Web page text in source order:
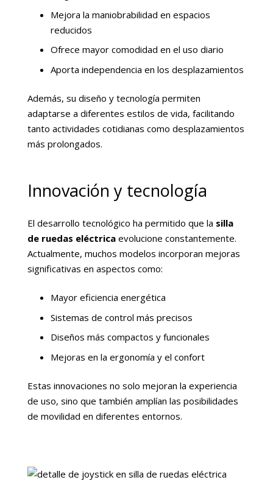
Mejora la maniobrabilidad en espacios
reducidos
Ofrece mayor comodidad en el uso diario
Aporta independencia en los desplazamientos
Además, su diseño y tecnología permiten
adaptarse a diferentes estilos de vida, facilitando
tanto actividades cotidianas como desplazamientos
más prolongados.
Innovación y tecnología
El desarrollo tecnológico ha permitido que la silla
de ruedas eléctrica evolucione constantemente.
Actualmente, muchos modelos incorporan mejoras
significativas en aspectos como:
Mayor eficiencia energética
Sistemas de control más precisos
Diseños más compactos y funcionales
Mejoras en la ergonomía y el confort
Estas innovaciones no solo mejoran la experiencia
de uso, sino que también amplían las posibilidades
de movilidad en diferentes entornos.